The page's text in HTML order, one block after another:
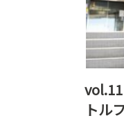
トル